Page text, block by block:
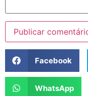
Facebook
WhatsApp